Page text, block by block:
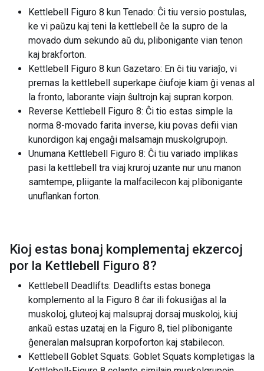
Kettlebell Figuro 8 kun Tenado: Ĉi tiu versio postulas,
ke vi paŭzu kaj teni la kettlebell ĉe la supro de la
movado dum sekundo aŭ du, plibonigante vian tenon
kaj brakforton.
Kettlebell Figuro 8 kun Gazetaro: En ĉi tiu variaĵo, vi
premas la kettlebell superkape ĉiufoje kiam ĝi venas al
la fronto, laborante viajn ŝultrojn kaj supran korpon.
Reverse Kettlebell Figuro 8: Ĉi tio estas simple la
norma 8-movado farita inverse, kiu povas defii vian
kunordigon kaj engaĝi malsamajn muskolgrupojn.
Unumana Kettlebell Figuro 8: Ĉi tiu variado implikas
pasi la kettlebell tra viaj kruroj uzante nur unu manon
samtempe, pliigante la malfacilecon kaj plibonigante
unuflankan forton.
Kioj estas bonaj komplementaj ekzercoj
por la Kettlebell Figuro 8?
Kettlebell Deadlifts: Deadlifts estas bonega
komplemento al la Figuro 8 ĉar ili fokusiĝas al la
muskoloj, gluteoj kaj malsupraj dorsaj muskoloj, kiuj
ankaŭ estas uzataj en la Figuro 8, tiel plibonigante
ĝeneralan malsupran korpoforton kaj stabilecon.
Kettlebell Goblet Squats: Goblet Squats kompletigas la